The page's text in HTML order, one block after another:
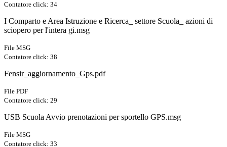
Contatore click: 34
I Comparto e Area Istruzione e Ricerca_ settore Scuola_ azioni di
sciopero per l'intera gi.msg
File MSG
Contatore click: 38
Fensir_aggiornamento_Gps.pdf
File PDF
Contatore click: 29
USB Scuola Avvio prenotazioni per sportello GPS.msg
File MSG
Contatore click: 33